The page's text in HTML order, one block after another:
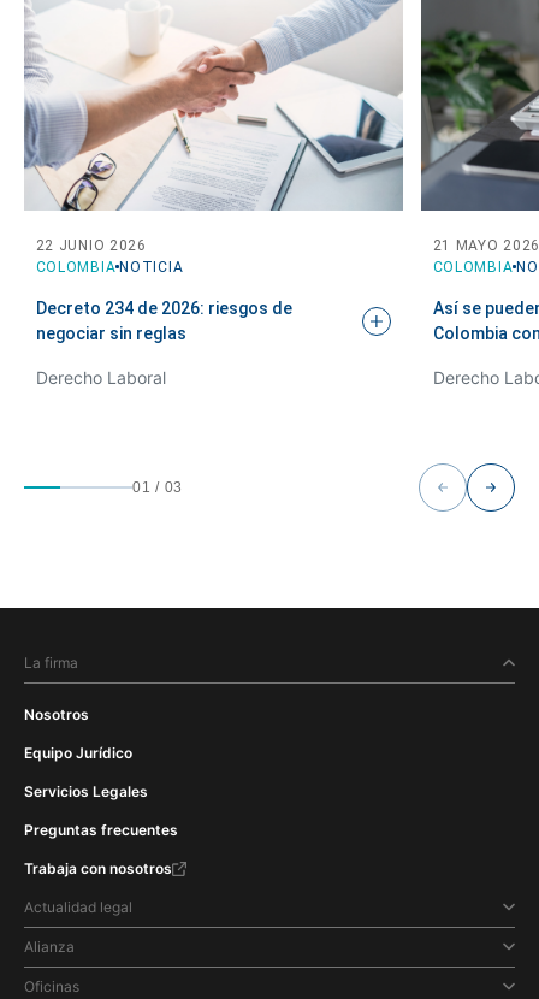
COLOMBIA NOTICIA
22 JUNIO 2026
Decreto 234 de 2026: riesgos de
negociar sin reglas
Derecho Laboral
COLOMBIA
21 MAYO
Así se
Colombia
Derecho
01 / 03
La firma
Nosotros
Equipo Jurídico
Servicios Legales
Preguntas frecuentes
Trabaja con nosotros
Actualidad legal
Alianza
Oficinas